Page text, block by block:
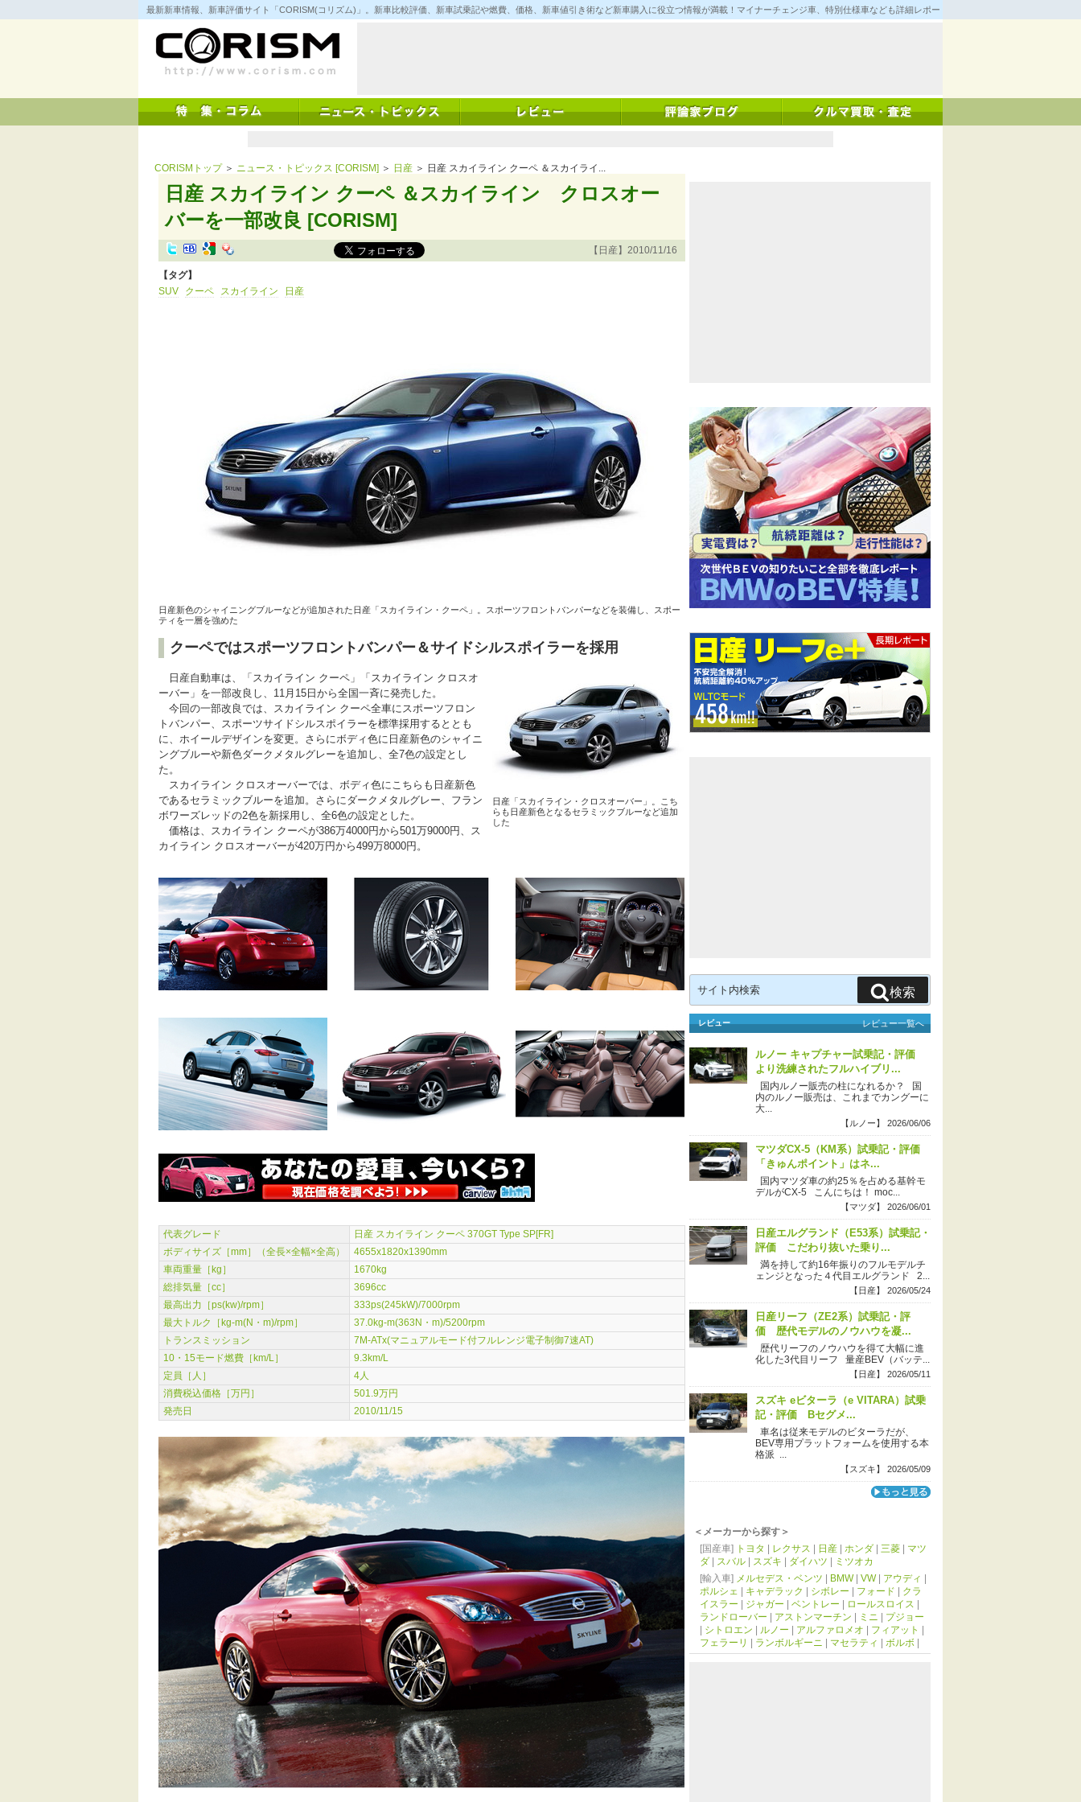
コ
ン
キ
ッ
最新新車情報、新車評価サイト「CORISM(コリズム)」。新車比較評価、新車試乗記や燃費、価格、新車値引き術など新車購入に役立つ情報が満載！マイナーチェンジ車、特別仕様車なども詳細レポート！
CORISMトップ＞ ニュース・トピックス [CORISM] ＞ 日産 ＞ 日産 スカイライン クーペ ＆スカイライ...
日産 スカイライン クーペ ＆スカイライン クロスオー
バーを一部改良 [CORISM]
【日産】2010/11/16
【タグ】
SUV
クーペ スカイライン 日産
日産新色のシャイニングブルーなどが追加された日産「スカイライン・クーペ」。スポーツフロントバンパーなどを装備し、スポー
ティを一層を強めた
クーペではスポーツフロントバンパー＆サイドシルスポイラーを採用
日産「スカイライン・クロスオーバー」。こち
らも日産新色となるセラミックブルーなど追加
した
日産自動車は、「スカイライン クーペ」「スカイライン クロスオ
ーバー」を一部改良し、11月15日から全国一斉に発売した。
今回の一部改良では、スカイライン クーペ全車にスポーツフロン
トバンパー、スポーツサイドシルスポイラーを標準採用するととも
に、ホイールデザインを変更。さらにボディ色に日産新色のシャイニ
ングブルーや新色ダークメタルグレーを追加し、全7色の設定とし
た。
スカイライン クロスオーバーでは、ボディ色にこちらも日産新色
であるセラミックブルーを追加。さらにダークメタルグレー、フラン
ボワーズレッドの2色を新採用し、全6色の設定とした。
価格は、スカイライン クーペが386万4000円から501万9000円、ス
カイライン クロスオーバーが420万円から499万8000円。
代表グレード
日産 スカイライン クーペ 370GT Type SP[FR]
ボディサイズ［mm］（全長×全幅×全高）
4655x1820x1390mm
車両重量［kg］
1670kg
総排気量［cc］
3696cc
最高出力［ps(kw)/rpm］
333ps(245kW)/7000rpm
最大トルク［kg-m(N・m)/rpm］
37.0kg-m(363N・m)/5200rpm
トランスミッション
7M-ATx(マニュアルモード付フルレンジ電子制御7速AT)
10・15モード燃費［km/L］
9.3km/L
定員［人］
4人
消費税込価格［万円］
501.9万円
発売日
2010/11/15
索:
検索
レビュー レビュー一覧へ
ルノー キャプチャー試乗記・評価
より洗練されたフルハイブリ...
国内ルノー販売の柱になれるか？ 国
内のルノー販売は、これまでカングーに
大...
【ルノー】 2026/06/06
マツダCX-5（KM系）試乗記・評価
「きゅんポイント」はネ...
国内マツダ車の約25％を占める基幹モ
デルがCX-5 こんにちは！ moc...
【マツダ】 2026/06/01
日産エルグランド（E53系）試乗記・
評価 こだわり抜いた乗り...
満を持して約16年振りのフルモデルチ
ェンジとなった４代目エルグランド 2...
【日産】 2026/05/24
日産リーフ（ZE2系）試乗記・評
価 歴代モデルのノウハウを凝...
歴代リーフのノウハウを得て大幅に進
化した3代目リーフ 量産BEV（バッテ...
【日産】 2026/05/11
スズキ eビターラ（e VITARA）試乗
記・評価 Bセグメ...
車名は従来モデルのビターラだが、
BEV専用プラットフォームを使用する本
格派 ...
【スズキ】 2026/05/09
＜メーカーから探す＞
[国産車] トヨタ レクサス 日産 ホンダ 三菱
マツ
ダ
スバル スズキ ダイハツ
ミツオカ
[輸入車] メルセデス・ベンツ BMW| VW| アウディ
ポルシェ
キャデラック シボレー フォード
クラ
イスラー
ジャガー ベントレー ロールスロイス
ランドローバー
アストンマーチン ミニ
プジョー
シトロエン ルノー アルファロメオ フィアット
フェラーリ
ランボルギーニ マセラティ ボルボ